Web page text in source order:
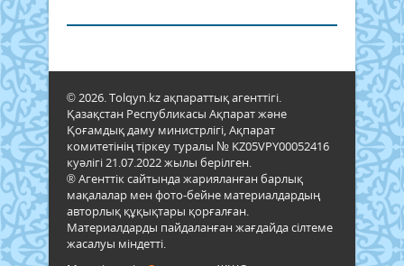
© 2026. Tolqyn.kz ақпараттық агенттігі.
Қазақстан Республикасы Ақпарат және
Қоғамдық даму министрлігі, Ақпарат
комитетінің тіркеу туралы № KZ05VPY00052416
куәлігі 21.07.2022 жылы берілген.
® Агенттік сайтында жарияланған барлық
мақалалар мен фото-бейне материалдардың
авторлық құқықтары қорғалған.
Материалдарды пайдаланған жағдайда сілтеме
жасалуы міндетті.